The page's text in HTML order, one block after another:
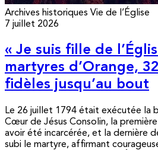
Archives historiques Vie de l’Église
7 juillet 2026
« Je suis fille de
martyres d’Orange,
fidèles jusqu’au bout
Le 26 juillet 1794 était exécutée la
Cœur de Jésus Consolin, la
avoir été incarcérée, et la dernière
subi le martyre, affirmant